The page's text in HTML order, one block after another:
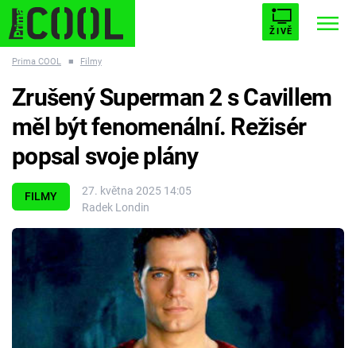
ŽIVĚ
ESCAPE PLNEJ KOTEL AVENGERS 5
Témata
Filmy
Seriály
Prima COOL ■ Filmy
FILMY
27. května 2025 14:05
Radek Londin
Zrušený Superman 2 s Cavillem
měl být fenomenální. Režisér
popsal svoje plány